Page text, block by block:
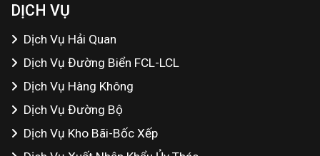
DỊCH VỤ
Dịch Vụ Hải Quan
Dịch Vụ Đường Biển FCL-LCL
Dịch Vụ Hàng Không
Dịch Vụ Đường Bộ
Dịch Vụ Kho Bãi-Bốc Xếp